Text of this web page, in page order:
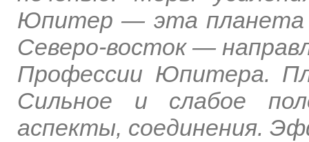
Юпитер — эта планета
Северо-восток —
Профессии Юпитера.
Сильное и слабое
аспекты, соединения.